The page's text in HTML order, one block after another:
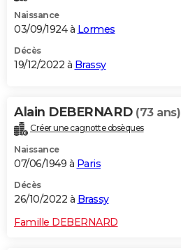
Naissance
03/09/1924 à Lormes
Décès
19/12/2022 à Brassy
Alain DEBERNARD (73 ans)
Créer une cagnotte obsèques
Naissance
07/06/1949 à Paris
Décès
26/10/2022 à Brassy
Famille DEBERNARD